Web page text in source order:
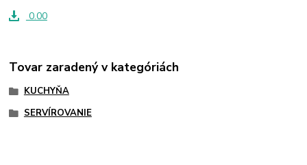
0.00
Tovar zaradený v kategóriách
KUCHYŇA
SERVÍROVANIE